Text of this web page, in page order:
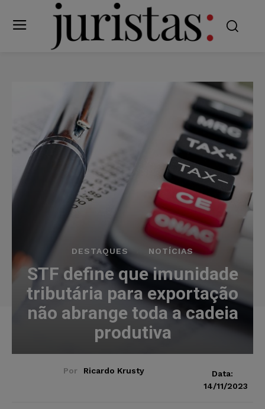
DESTAQUES NOTÍCIAS
STF define que imunidade
tributária para exportação
não abrange toda a cadeia
produtiva
Por Ricardo Krusty
Data:
14/11/2023